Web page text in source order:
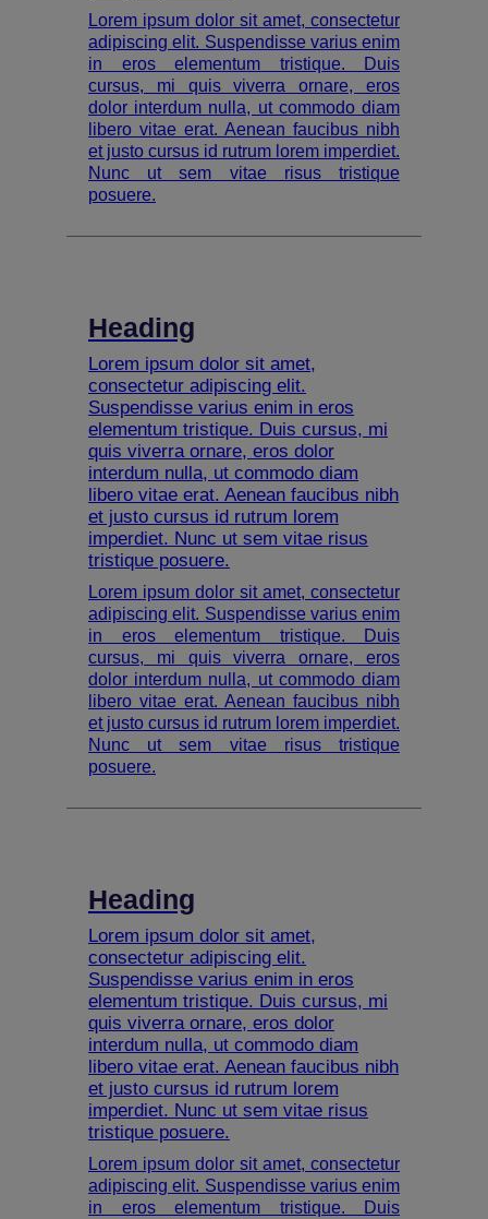
Lorem ipsum dolor sit amet, consectetur
adipiscing elit. Suspendisse varius enim
in eros elementum tristique. Duis
cursus, mi quis viverra ornare, eros
dolor interdum nulla, ut commodo diam
libero vitae erat. Aenean faucibus nibh
et justo cursus id rutrum lorem imperdiet.
Nunc ut sem vitae risus tristique
posuere.
Heading
Lorem ipsum dolor sit amet,
consectetur adipiscing elit.
Suspendisse varius enim in eros
elementum tristique. Duis cursus, mi
quis viverra ornare, eros dolor
interdum nulla, ut commodo diam
libero vitae erat. Aenean faucibus nibh
et justo cursus id rutrum lorem
imperdiet. Nunc ut sem vitae risus
tristique posuere.
Lorem ipsum dolor sit amet, consectetur
adipiscing elit. Suspendisse varius enim
in eros elementum tristique. Duis
cursus, mi quis viverra ornare, eros
dolor interdum nulla, ut commodo diam
libero vitae erat. Aenean faucibus nibh
et justo cursus id rutrum lorem imperdiet.
Nunc ut sem vitae risus tristique
posuere.
Heading
Lorem ipsum dolor sit amet,
consectetur adipiscing elit.
Suspendisse varius enim in eros
elementum tristique. Duis cursus, mi
quis viverra ornare, eros dolor
interdum nulla, ut commodo diam
libero vitae erat. Aenean faucibus nibh
et justo cursus id rutrum lorem
imperdiet. Nunc ut sem vitae risus
tristique posuere.
Lorem ipsum dolor sit amet, consectetur
adipiscing elit. Suspendisse varius enim
in eros elementum tristique. Duis